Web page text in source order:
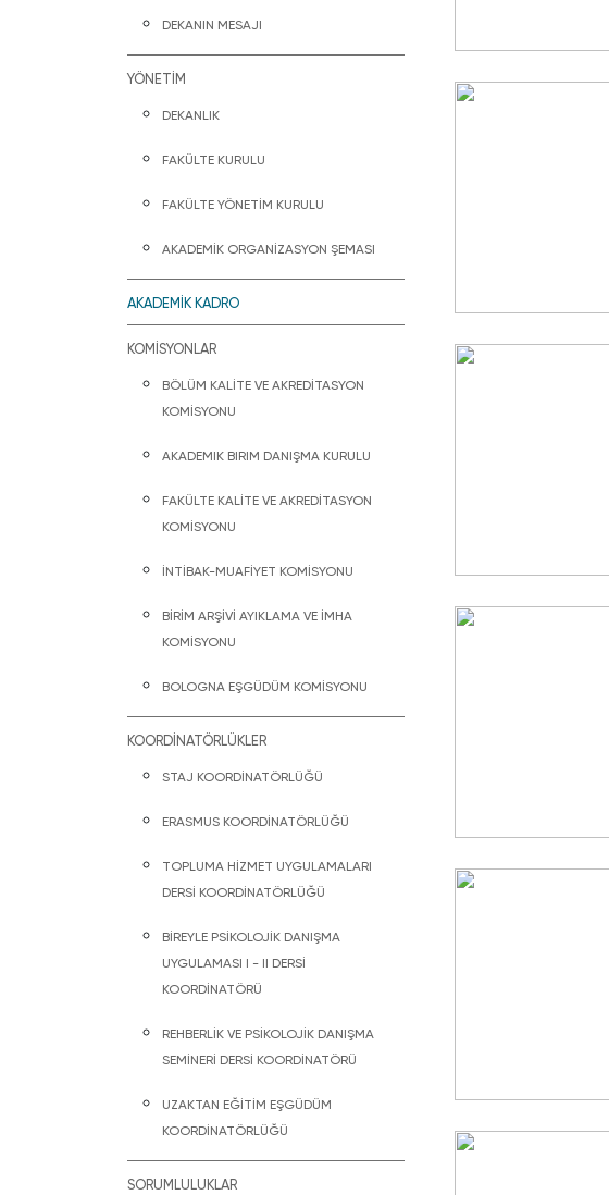
DEKANIN MESAJI
YÖNETİM
DEKANLIK
FAKÜLTE KURULU
FAKÜLTE YÖNETİM KURULU
AKADEMİK ORGANİZASYON ŞEMASI
AKADEMİK KADRO
KOMİSYONLAR
BÖLÜM KALİTE VE AKREDİTASYON
KOMİSYONU
AKADEMIK BIRIM DANIŞMA KURULU
FAKÜLTE KALİTE VE AKREDİTASYON
KOMİSYONU
İNTİBAK-MUAFİYET KOMİSYONU
BİRİM ARŞİVİ AYIKLAMA VE İMHA
KOMİSYONU
BOLOGNA EŞGÜDÜM KOMİSYONU
KOORDİNATÖRLÜKLER
STAJ KOORDİNATÖRLÜĞÜ
ERASMUS KOORDİNATÖRLÜĞÜ
TOPLUMA HİZMET UYGULAMALARI
DERSİ KOORDİNATÖRLÜĞÜ
BİREYLE PSİKOLOJİK DANIŞMA
UYGULAMASI I - II DERSİ
KOORDİNATÖRÜ
REHBERLİK VE PSİKOLOJİK DANIŞMA
SEMİNERİ DERSİ KOORDİNATÖRÜ
UZAKTAN EĞİTİM EŞGÜDÜM
KOORDİNATÖRLÜĞÜ
SORUMLULUKLAR